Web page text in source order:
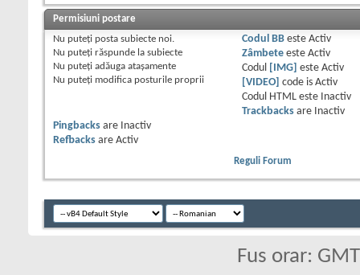
Permisiuni postare
Nu puteţi posta subiecte noi.
Nu puteţi răspunde la subiecte
Nu puteţi adăuga ataşamente
Nu puteţi modifica posturile proprii
Codul BBeste Activ
Zâmbeteeste Activ
Codul
[IMG] este Activ
[VIDEO] code is Activ
Codul HTML este
Inactiv
Trackbacksare
Inactiv
Pingbacks are
Inactiv
Refbacks are Activ
Reguli Forum
Fus orar: